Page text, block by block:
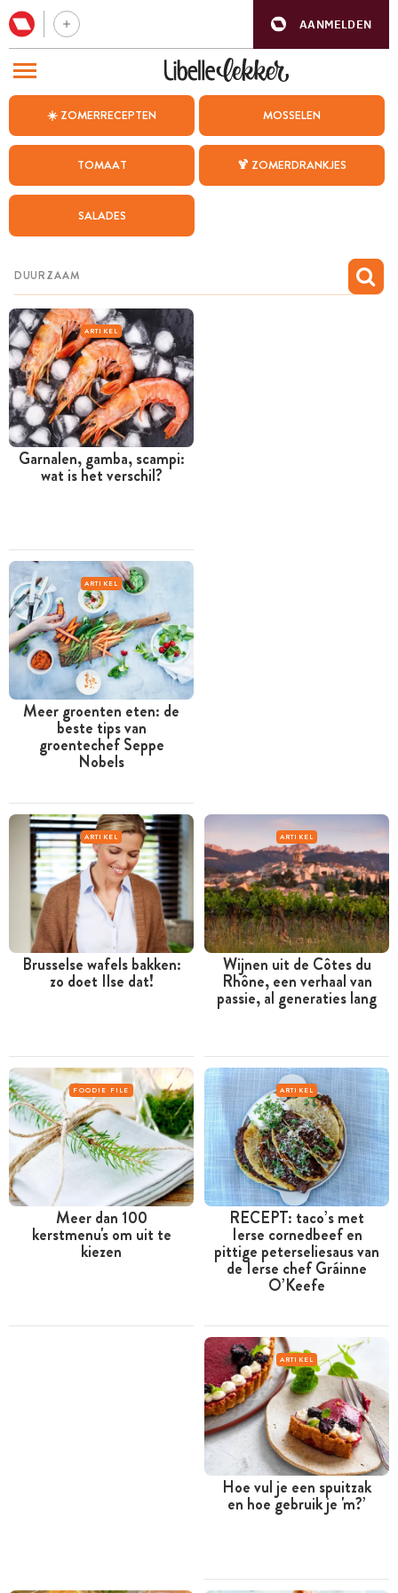
AANMELDEN
☀️ ZOMERRECEPTEN MOSSELEN
TOMAAT 🍹 ZOMERDRANKJES
SALADES
ARTIKEL
Garnalen, gamba, scampi:
wat is het verschil?
ARTIKEL
Meer groenten eten: de
beste tips van
groentechef Seppe
Nobels
ARTIKEL
Brusselse wafels bakken:
zo doet Ilse dat!
ARTIKEL
Wijnen uit de Côtes du
Rhône, een verhaal van
passie, al generaties lang
FOODIE FILE
Meer dan 100
kerstmenu's om uit te
kiezen
ARTIKEL
RECEPT: taco’s met
Ierse cornedbeef en
pittige peterseliesaus van
de Ierse chef Gráinne
O’Keefe
ARTIKEL
Hoe vul je een spuitzak
en hoe gebruik je 'm?’
BEZOEK ONZE ANDERE WEBSITES
WEEKMENU
CHAT MET MAIA
MIJN BEWAARDE RECEPTEN